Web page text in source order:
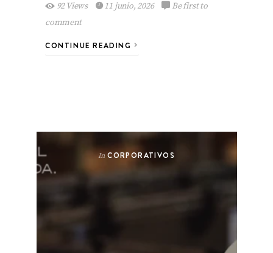
92 Views 11 junio, 2026
Be first to
comment
CONTINUE READING
In CORPORATIVOS